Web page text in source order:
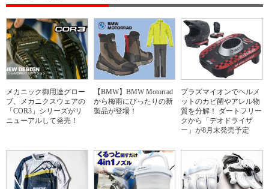
メカニック御用達グロー
ブ、メカニクスウェアの
「COR3」シリーズがリ
ニューアルして発売！
【BMW】BMW Motorrad
から梅雨にぴったりの新
製品が登場！
プラズマイオンでヘルメ
ットのカビ菌やアレル物
質を分解！ ダートフリー
クから「デオドライザ
ー」が8月末発売予定